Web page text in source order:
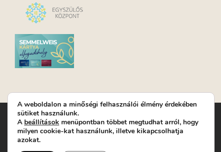
Turay Ida Színház Közhasznú Nonprofit Kft. | Működési
helyszín: Turay Ida Színház 1089 Budapest, Kálvária tér 6. |
Levelezési cím: 1089 Budapest, Kálvária tér 14. | Titkárság:
A weboldalon a minőségi felhasználói élmény érdekében
sütiket használunk.
A beállítások menüpontban többet megtudhat arról, hogy
milyen cookie-kat használunk, illetve kikapcsolhatja
azokat.